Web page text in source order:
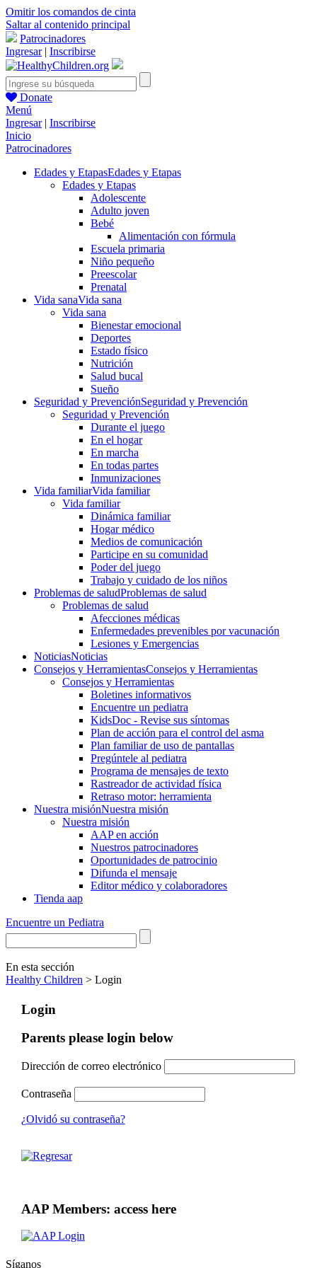
Omitir los comandos de cinta
Saltar al contenido principal
Patrocinadores
Ingresar| Inscribirse
Donate
Menú
Ingresar| Inscribirse
Inicio
Patrocinadores
Edades y EtapasEdades y Etapas
Edades y Etapas
Adolescente
Adulto joven
Bebé
Alimentación con fórmula
Escuela primaria
Niño pequeño
Preescolar
Prenatal
Vida sanaVida sana
Vida sana
Bienestar emocional
Deportes
Estado físico
Nutrición
Salud bucal
Sueño
Seguridad y PrevenciónSeguridad y Prevención
Seguridad y Prevención
Durante el juego
En el hogar
En marcha
En todas partes
Inmunizaciones
Vida familiarVida familiar
Vida familiar
Dinámica familiar
Hogar médico
Medios de comunicación
Participe en su comunidad
Poder del juego
Trabajo y cuidado de los niños
Problemas de saludProblemas de salud
Problemas de salud
Afecciones médicas
Enfermedades prevenibles por vacunación
Lesiones y Emergencias
NoticiasNoticias
Consejos y HerramientasConsejos y Herramientas
Consejos y Herramientas
Boletines informativos
Encuentre un pediatra
KidsDoc - Revise sus síntomas
Plan de acción para el control del asma
Plan familiar de uso de pantallas
Pregúntele al pediatra
Programa de mensajes de texto
Rastre​​ador de activida​d física
Retraso motor: herramienta
Nuestra misiónNuestra misión
Nuestra misión
AAP en acción
Nuestros patrocinadores
Oportunidades de patrocinio
Difunda el mensaje
Editor médico y colaboradores
Tienda aap
Encuentre un Pediatra
En esta sección
Healthy Children > Login
Login
Parents please login below
Dirección de correo electrónico
Contraseña
¿Olvidó su contraseña?
AAP Members: access here
Síganos